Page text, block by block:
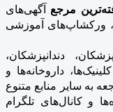
مرجع آگهی‌های
ورکشاپ‌های آموزشی
دندانپزشکان،
داروخانه‌ها و
به سایر منابع متنوع
و کانال‌های تلگرام